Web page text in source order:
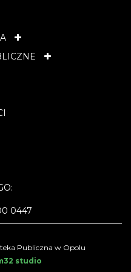
0447
Publiczna w Opolu
studio